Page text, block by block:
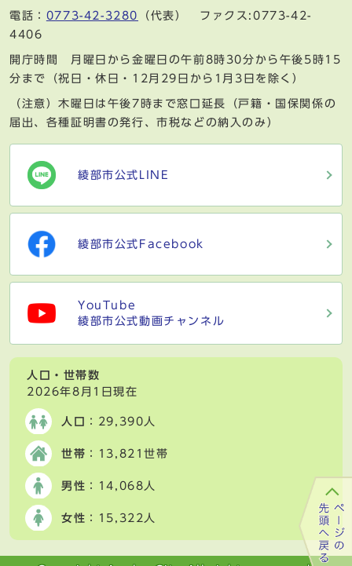
電話： 0773-42-3280
（代表） ファクス:0773-42-
4406
開庁時間 月曜日から金曜日の午前8時30分から午後5時15
分まで（祝日・休日・12月29日から1月3日を除く）
（注意）木曜日は午後7時まで窓口延長（戸籍・国保関係の
届出、各種証明書の発行、市税などの納入のみ）
綾部市公式LINE
綾部市公式Facebook
YouTube
綾部市公式動画チャンネル
人口・世帯数
2026年8月1日現在
人口 ：29,390人
世帯 ：13,821世帯
男性 ：14,068人
女性 ：15,322人